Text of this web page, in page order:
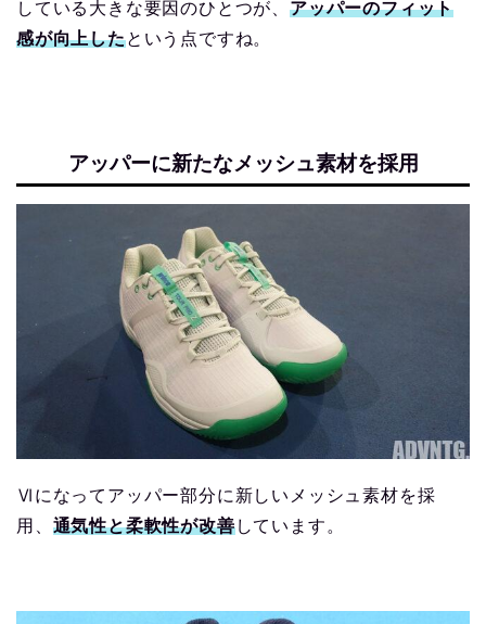
している大きな要因のひとつが、 アッパーのフィット
感が向上したという点ですね。
アッパーに新たなメッシュ素材を採用
Ⅵになってアッパー部分に新しいメッシュ素材を採
用、 通気性と柔軟性が改善しています。